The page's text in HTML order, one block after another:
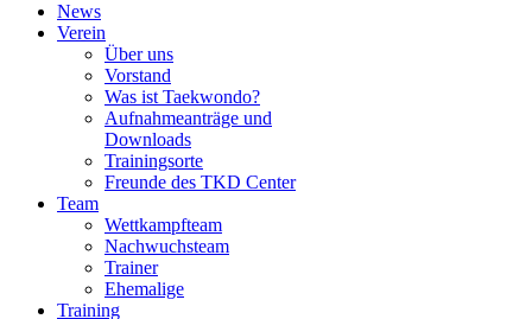
News
Verein
Über uns
Vorstand
Was ist Taekwondo?
Aufnahmeanträge und
Downloads
Trainingsorte
Freunde des TKD Center
Team
Wettkampfteam
Nachwuchsteam
Trainer
Ehemalige
Training